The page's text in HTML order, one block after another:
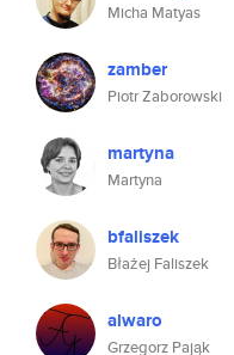
Micha Matyas
zamber
Piotr Zaborowski
martyna
Martyna
bfaliszek
Błażej Faliszek
alwaro
Grzegorz Pająk